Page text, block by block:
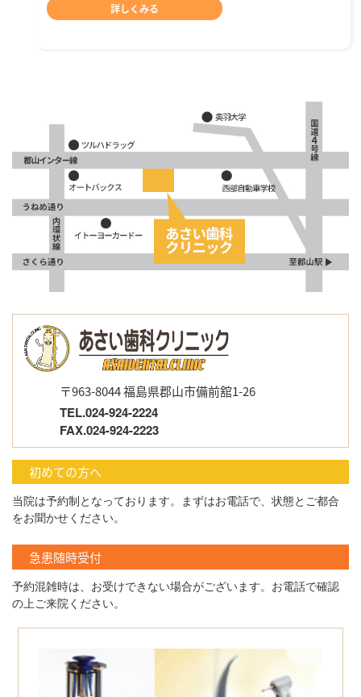
詳しくみる
〒963-8044 福島県郡山市備前舘1-26
TEL.024-924-2224
FAX.024-924-2223
初めての方へ
当院は予約制となっております。まずはお電話で、状態とご都合
をお聞かせください。
急患随時受付
予約混雑時は、お受けできない場合がございます。お電話で確認
の上ご来院ください。